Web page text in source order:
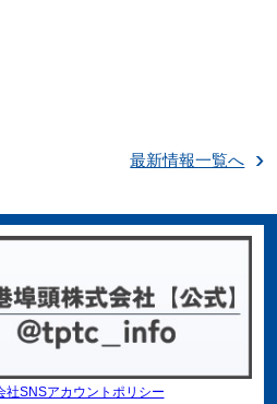
最新情報一覧へ
社SNSアカウントポリシー